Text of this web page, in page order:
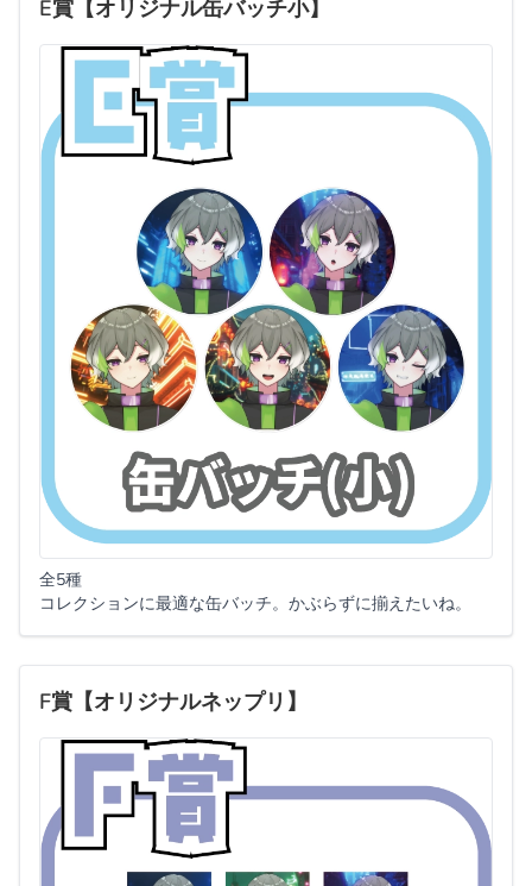
E賞【オリジナル缶バッチ小】
全5種
コレクションに最適な缶バッチ。かぶらずに揃えたいね。
F賞【オリジナルネップリ】